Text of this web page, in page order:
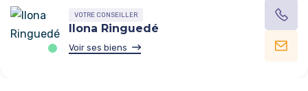
Vendeur
Contact transaction@advicim.com -02 55 47 13 50 -
VOTRE CONSEILLER
Ilona Ringuedé
Voir ses biens